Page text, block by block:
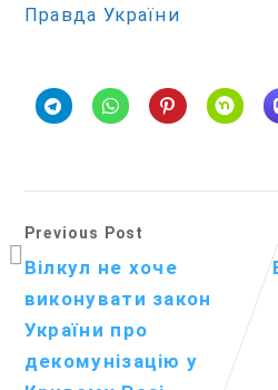
Правда України
Previous Post
Вілкул не хоче
виконувати закон
України про
декомунізацію у